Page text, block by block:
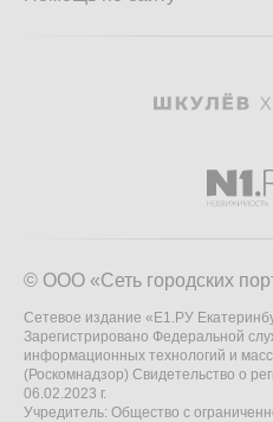
© ООО «Сеть городских
Сетевое издание «Е1.РУ
Зарегистрировано Федеральной
информационных технологий и
(Роскомнадзор) Свидетельство о
06.02.2023 г.
Учредитель: Общество с